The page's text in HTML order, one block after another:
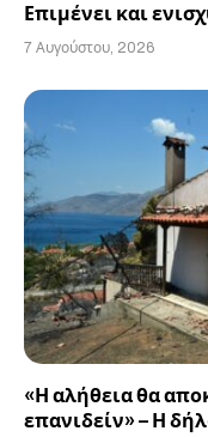
Επιμένει και
7 Αυγούστου, 2026
«Η αλήθεια θα
επανιδείν» – Η